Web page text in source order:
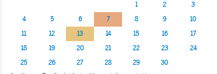
1
2
3
4
5 6 7 8 9
10
11
12 13 14 15 16
17
18
19 20 21 22 23
24
25
26 27 28 29 30